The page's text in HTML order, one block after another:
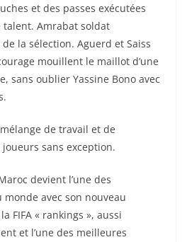
et des passes exécutées
talent. Amrabat soldat
la sélection. Aguerd et Saiss
mouillent le maillot d’une
sans oublier Yassine Bono avec
de travail et de
sans exception.
devient l’une des
avec son nouveau
FIFA « rankings », aussi
et l’une des meilleures